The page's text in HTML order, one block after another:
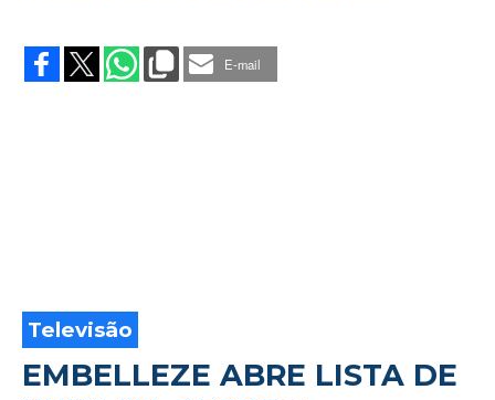
SOM
PARA
E-mail
Televisão
EMBELLEZE ABRE LISTA DE